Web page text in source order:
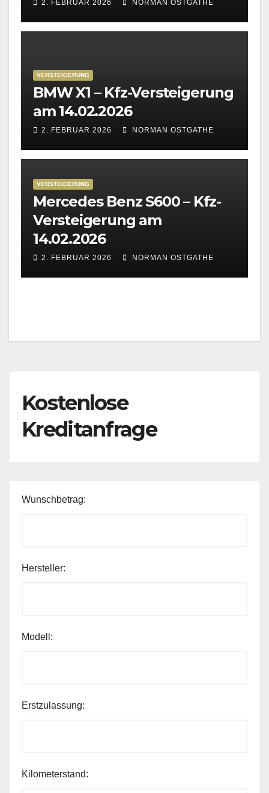
2. FEBRUAR 2026 NORMAN OSTGATHE
VERSTEIGERUNG
BMW X1 – Kfz-Versteigerung
am 14.02.2026
2. FEBRUAR 2026 NORMAN OSTGATHE
VERSTEIGERUNG
Mercedes Benz S600 – Kfz-
Versteigerung am
14.02.2026
2. FEBRUAR 2026 NORMAN OSTGATHE
Kostenlose
Kreditanfrage
Wunschbetrag:
Hersteller:
Modell:
Hersteller:
Erstzulassung:
Kilometerstand: